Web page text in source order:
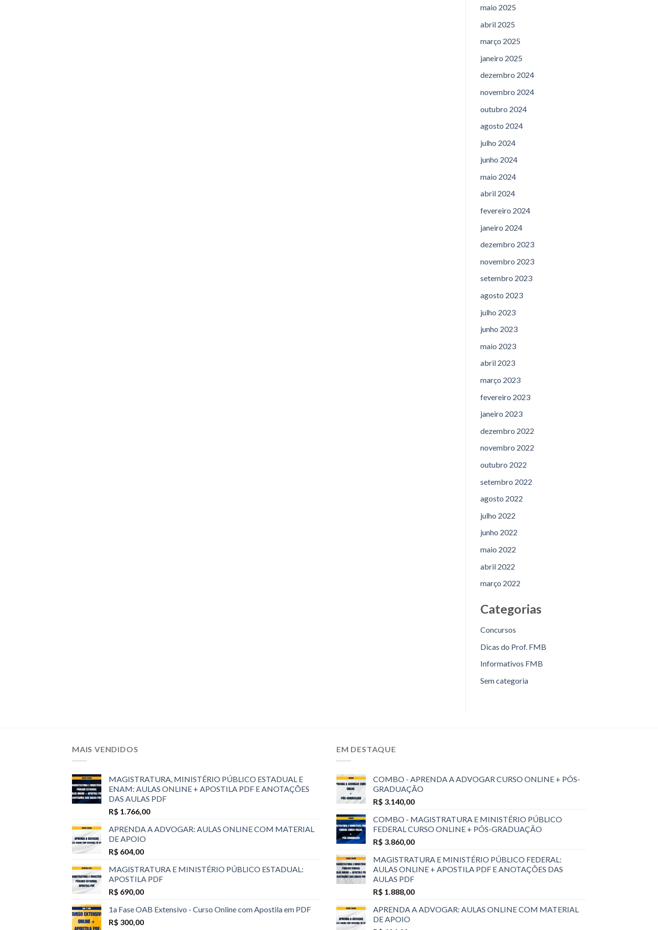
maio 2025
abril 2025
março 2025
janeiro 2025
dezembro 2024
novembro 2024
outubro 2024
agosto 2024
julho 2024
junho 2024
maio 2024
abril 2024
fevereiro 2024
janeiro 2024
dezembro 2023
novembro 2023
setembro 2023
agosto 2023
julho 2023
junho 2023
maio 2023
abril 2023
março 2023
fevereiro 2023
janeiro 2023
dezembro 2022
novembro 2022
outubro 2022
setembro 2022
agosto 2022
julho 2022
junho 2022
maio 2022
abril 2022
março 2022
Categorias
Concursos
Dicas do Prof. FMB
Informativos FMB
Sem categoria
MAIS VENDIDOS
MAGISTRATURA, MINISTÉRIO PÚBLICO ESTADUAL E
ENAM: AULAS ONLINE + APOSTILA PDF E ANOTAÇÕES
DAS AULAS PDF
R$ 1.766,00
APRENDA A ADVOGAR: AULAS ONLINE COM MATERIAL
DE APOIO
R$ 604,00
MAGISTRATURA E MINISTÉRIO PÚBLICO ESTADUAL:
APOSTILA PDF
R$ 690,00
1a Fase OAB Extensivo - Curso Online com Apostila em PDF
R$ 300,00
EM DESTAQUE
COMBO - APRENDA A ADVOGAR CURSO ONLINE + PÓS-
GRADUAÇÃO
R$ 3.140,00
COMBO - MAGISTRATURA E MINISTÉRIO PÚBLICO
FEDERAL CURSO ONLINE + PÓS-GRADUAÇÃO
R$ 3.860,00
MAGISTRATURA E MINISTÉRIO PÚBLICO FEDERAL:
AULAS ONLINE + APOSTILA PDF E ANOTAÇÕES DAS
AULAS PDF
R$ 1.888,00
APRENDA A ADVOGAR: AULAS ONLINE COM MATERIAL
DE APOIO